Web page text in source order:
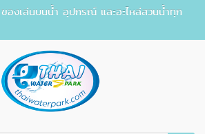
องเล่นบนน้ำ อุปกรณ์ และอะไหล่สวนน้ำทุก